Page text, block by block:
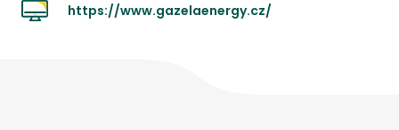
https://www.gazelaenergy.cz/